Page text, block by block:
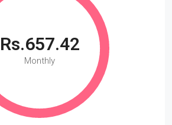
Rs.657.42
Monthly